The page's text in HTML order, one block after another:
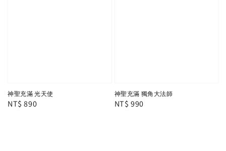
神聖充滿 光天使
Regular
NT$ 890
神聖充滿 獨角大法師
Regular
NT$ 990